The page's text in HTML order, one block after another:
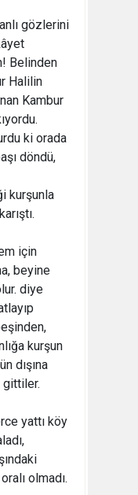
gözlerini
Belinden
Halilin
Kambur
ki orada
döndü,
kurşunla
için
beyine
diye
kurşun
dışına
gittiler.
yattı köy
olmadı.